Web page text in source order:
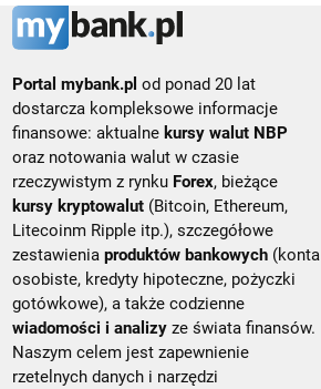
Portal mybank.pl od ponad 20 lat
dostarcza kompleksowe informacje
finansowe: aktualne kursy walut NBP
oraz notowania walut w czasie
rzeczywistym z rynku Forex, bieżące
kursy kryptowalut (Bitcoin, Ethereum,
Litecoinm Ripple itp.), szczegółowe
zestawieniaproduktów bankowych (konta
osobiste, kredyty hipoteczne, pożyczki
gotówkowe), a także codzienne
wiadomości i analizy ze świata finansów.
Naszym celem jest zapewnienie
rzetelnych danych i narzędzi